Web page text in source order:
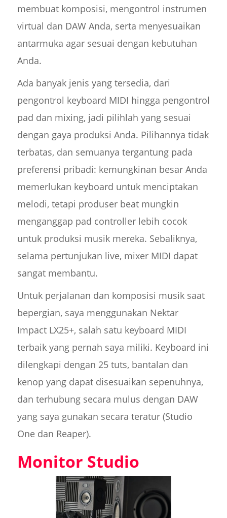
membuat komposisi, mengontrol instrumen
virtual dan DAW Anda, serta menyesuaikan
antarmuka agar sesuai dengan kebutuhan
Anda.
Ada banyak jenis yang tersedia, dari
pengontrol keyboard MIDI hingga pengontrol
pad dan mixing, jadi pilihlah yang sesuai
dengan gaya produksi Anda. Pilihannya tidak
terbatas, dan semuanya tergantung pada
preferensi pribadi: kemungkinan besar Anda
memerlukan keyboard untuk menciptakan
melodi, tetapi produser beat mungkin
menganggap pad controller lebih cocok
untuk produksi musik mereka. Sebaliknya,
selama pertunjukan live, mixer MIDI dapat
sangat membantu.
Untuk perjalanan dan komposisi musik saat
bepergian, saya menggunakan Nektar
Impact LX25+, salah satu keyboard MIDI
terbaik yang pernah saya miliki. Keyboard ini
dilengkapi dengan 25 tuts, bantalan dan
kenop yang dapat disesuaikan sepenuhnya,
dan terhubung secara mulus dengan DAW
yang saya gunakan secara teratur (Studio
One dan Reaper).
Monitor Studio